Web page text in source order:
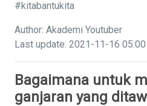
#kitabantukita
Author: Akademi Youtuber
Last update: 2021-11-16 05:00
Bagaimana untuk
ganjaran yang